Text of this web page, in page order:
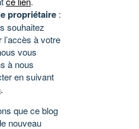
propriétaire :
souhaitez
l’accès à votre
vous
à nous
en suivant
.
que ce blog
nouveau